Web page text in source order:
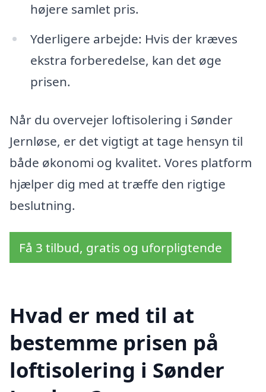
højere samlet pris.
Yderligere arbejde: Hvis der kræves
ekstra forberedelse, kan det øge
prisen.
Når du overvejer loftisolering i Sønder
Jernløse, er det vigtigt at tage hensyn til
både økonomi og kvalitet. Vores platform
hjælper dig med at træffe den rigtige
beslutning.
Få 3 tilbud, gratis og uforpligtende
Hvad er med til at
bestemme prisen på
loftisolering i Sønder